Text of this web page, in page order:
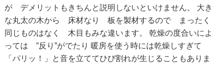
が デメリットもきちんと説明しないといけません。
大き
な丸太の木から 床材なり 板を製材するので まったく
同じものはなく 木目もみな違います。
乾燥の度合いによ
っては ”反り”がでたり 暖房を使う時には乾燥しすぎて
「パリッ！」と音を立ててひび割れが生じることもありま